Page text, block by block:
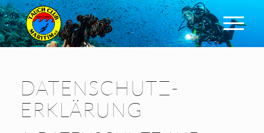
DATENSCHUTZ­
ERKLÄRUNG